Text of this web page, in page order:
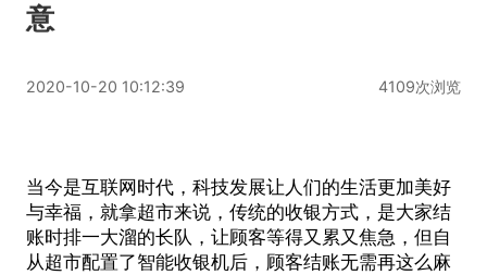
意
2020-10-20 10:12:39 4109次浏览
当今是互联网时代，科技发展让人们的生活更加美好
与幸福，就拿超市来说，传统的收银方式，是大家结
账时排一大溜的长队，让顾客等得又累又焦急，但自
从超市配置了智能收银机后，顾客结账无需再这么麻